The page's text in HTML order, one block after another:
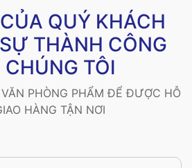
QUÝ KHÁCH
THÀNH CÔNG
TÔI
PHÒNG PHẨM ĐỂ ĐƯỢC HỖ
HÀNG TẬN NƠI